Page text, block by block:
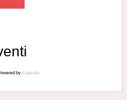
by iCagenda